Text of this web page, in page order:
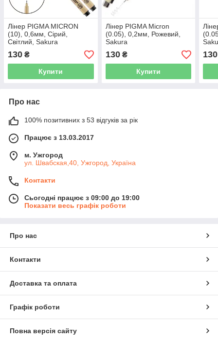
Лінер PIGMA MICRON
(10), 0,6мм, Сірий,
Світлий, Sakura
130 ₴
Купити
Лінер PIGMA Micron
(0.05), 0,2мм, Рожевий,
Sakura
130₴
Купити
130
Про нас
100% позитивних з 53 відгуків за рік
Працює з 13.03.2017
м. Ужгород
ул. Швабская,40, Ужгород, Україна
Контакти
Сьогодні працює з 09:00 до 19:00
Показати весь графік роботи
Про нас
Контакти
Доставка та оплата
Графік роботи
Повна версія сайту